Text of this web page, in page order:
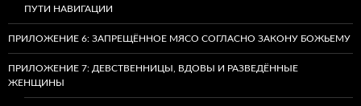
ПУТИ НАВИГАЦИИ
ПРИЛОЖЕНИЕ 6: ЗАПРЕЩЁННОЕ МЯСО СОГЛАСНО ЗАКОНУ БОЖЬЕМУ
ПРИЛОЖЕНИЕ 7: ДЕВСТВЕННИЦЫ, ВДОВЫ И РАЗВЕДЁННЫЕ
ЖЕНЩИНЫ